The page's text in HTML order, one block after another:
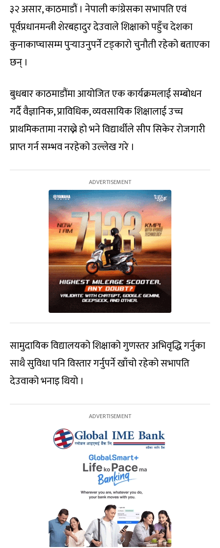
३२ असार, काठमाडौं । नेपाली कांग्रेसका सभापति एवं
पूर्वप्रधानमन्त्री शेरबहादुर देउवाले शिक्षाको पहुँच देशका
कुनाकाप्चासम्म पुर्‍याउनुपर्ने टड्कारो चुनौती रहेको बताएका
छन् ।
बुधबार काठमाडौंमा आयोजित एक कार्यक्रमलाई सम्बोधन
गर्दै वैज्ञानिक, प्राविधिक, व्यवसायिक शिक्षालाई उच्च
प्राथमिकतामा नराख्ने हो भने विद्यार्थीले सीप सिकेर रोजगारी
प्राप्त गर्न सम्भव नरहेको उल्लेख गरे ।
सामुदायिक विद्यालयको शिक्षाको गुणस्तर अभिवृद्धि गर्नुका
साथै सुविधा पनि विस्तार गर्नुपर्ने खाँचो रहेको सभापति
देउवाको भनाइ थियो ।